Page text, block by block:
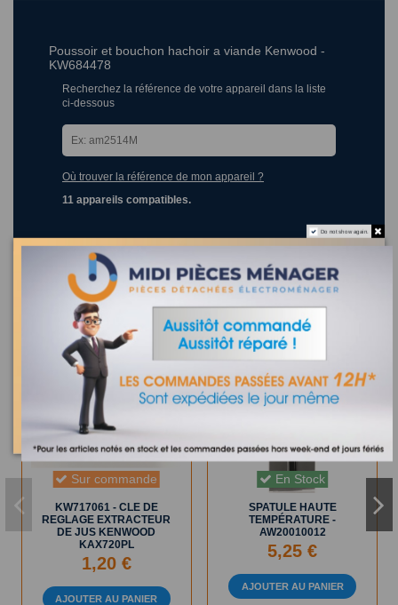
Poussoir et bouchon hachoir a viande Kenwood -
KW684478
Recherchez la référence de votre appareil dans la liste
ci-dessous
Où trouver la référence de mon appareil ?
11 appareils compatibles.
Les clients qui ont acheté ce produit ont également acheté :
Sur commande
KW717061 - CLE DE
REGLAGE EXTRACTEUR
DE JUS KENWOOD
KAX720PL
1,20 €
AJOUTER AU PANIER
En Stock
SPATULE HAUTE
TEMPÉRATURE -
AW20010012
5,25 €
AJOUTER AU PANIER
Do not show again.